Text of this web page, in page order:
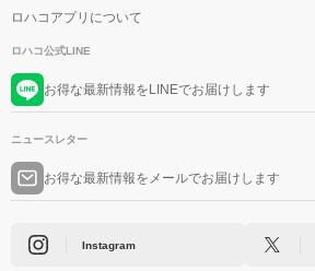
ロハコアプリについて
ロハコ公式LINE
お得な最新情報をLINEでお届けします
ニュースレター
お得な最新情報をメールでお届けします
Instagram